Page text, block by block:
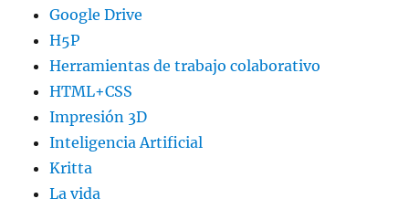
Google Drive
H5P
Herramientas de trabajo colaborativo
HTML+CSS
Impresión 3D
Inteligencia Artificial
Kritta
La vida